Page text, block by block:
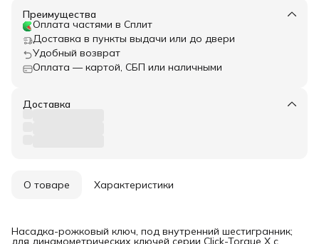
Преимущества
Оплата частями в Сплит
Доставка в пункты выдачи или до двери
Удобный возврат
Оплата — картой, СБП или наличными
Доставка
О товаре Характеристики
Насадка-рожковый ключ, под внутренний шестигранник;
для динамометрических ключей серии Click-Torque X с